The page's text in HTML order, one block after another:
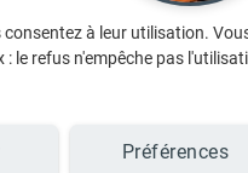
consentez à leur utilisation.
le refus n'empêche pas
Préférences